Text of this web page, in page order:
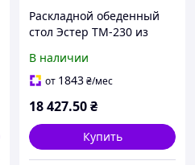
Раскладной обеденный
стол Эстер TM-230 из
цвете ясень
В наличии
от 1843₴/мес
18 427.50₴
Купить